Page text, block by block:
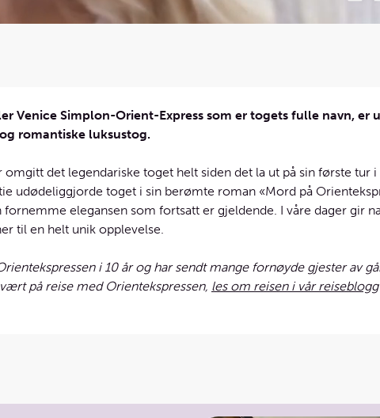
Venice Simplon-­Orient-Express som er togets fulle navn, er
romantiske luksustog.
omgitt det legendariske toget helt siden det la ut på sin første tur
udødeliggjorde toget i sin berømte roman «Mord på
fornemme elegansen som fortsatt er gjeldende. I våre dager gir
til en helt unik opplevelse.
i 10 år og har sendt mange fornøyde gjester av
på reise med Orientekspressen, les om reisen i vår reiseblogg